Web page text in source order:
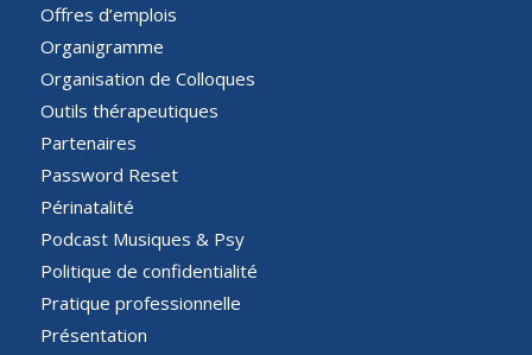
Offres d’emplois
Organigramme
Organisation de Colloques
Outils thérapeutiques
Partenaires
Password Reset
Périnatalité
Podcast Musiques & Psy
Politique de confidentialité
Pratique professionnelle
Présentation